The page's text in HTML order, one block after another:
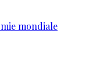
mondiale